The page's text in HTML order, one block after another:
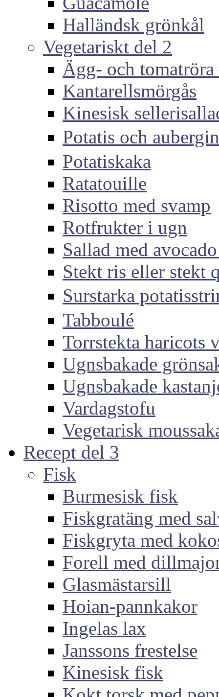
Halländsk grönkål
Vegetariskt del 2
Ägg- och
Kantarellsmörgås
Kinesisk
Potatis och
Potatiskaka
Ratatouille
Risotto med svamp
Rotfrukter i ugn
Sallad med
Stekt ris eller stekt
Surstarka
Tabboulé
Torrstekta haricots
Ugnsbakade
Ugnsbakade
Vardagstofu
Vegetarisk
Recept del 3
Fisk
Burmesisk fisk
Fiskgratäng med
Fiskgryta med
Forell med
Glasmästarsill
Hoian-pannkakor
Ingelas lax
Janssons frestelse
Kinesisk fisk